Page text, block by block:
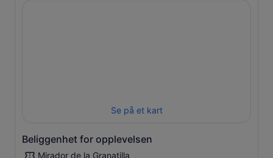
Se på et kart
Beliggenhet for opplevelsen
Mirador de la Granatilla